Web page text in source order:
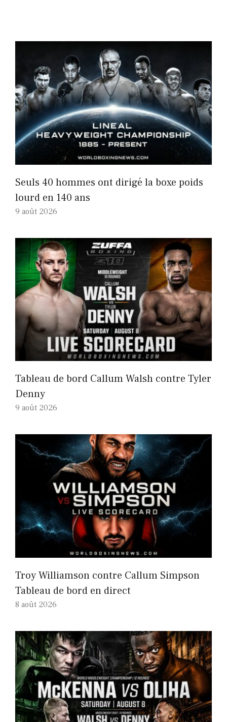
Seuls 40 hommes ont dirigé la boxe poids
lourd en 140 ans
9 août 2026
Tableau de bord Callum Walsh contre Tyler
Denny
9 août 2026
Troy Williamson contre Callum Simpson
Tableau de bord en direct
8 août 2026